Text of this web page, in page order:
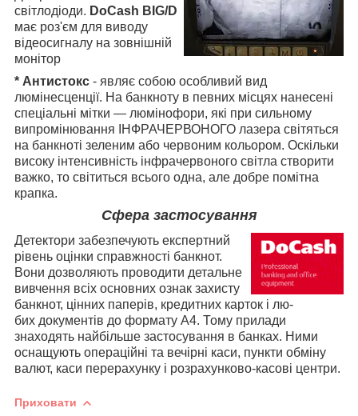
світлодіоди. DoCash BIG/D
має роз'єм для виводу
відеосигналу на зовнішній
монітор
* Антистокс - являє собою особливий вид
люмінесценції. На банкноту в певних місцях нанесені
спеціальні мітки — люмінофори, які при сильному
випромінювання ІНФРАЧЕРВОНОГО лазера світяться
на банкноті зеленим або червоним кольором. Оскільки
високу інтенсивність інфрачервоного світла створити
важко, то світиться всього одна, але добре помітна
крапка.
Сфера застосування
Детектори забезпечують експертний
рівень оцінки справжності банкнот.
Вони дозволяють проводити детальне
вивчення всіх основних ознак захисту
банкнот, цінних паперів, кредитних карток і лю-
бих документів до формату А4. Тому прилади
знаходять найбільше застосування в банках. Ними
оснащують операційні та вечірні каси, пункти обміну
валют, каси перерахунку і розрахунково-касові центри.
Приховати